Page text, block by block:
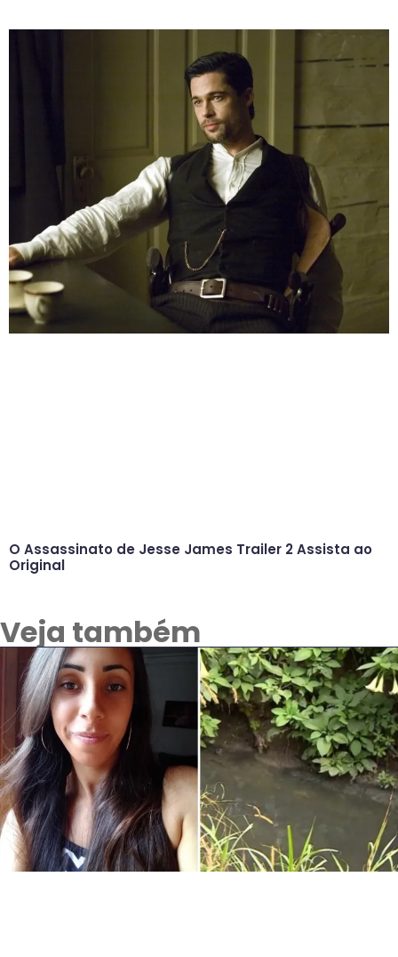
O Assassinato de Jesse James Trailer 2 Assista ao
Original
Veja também